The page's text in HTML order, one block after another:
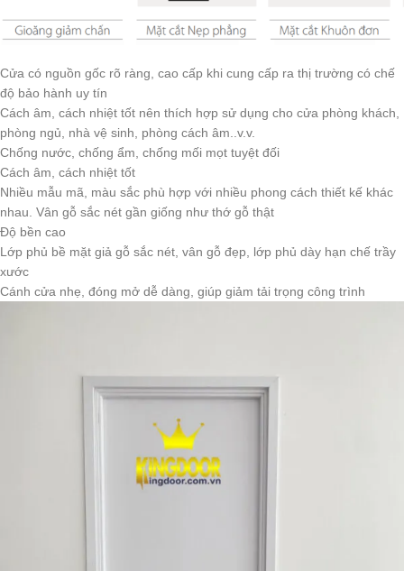
Cửa có nguồn gốc rõ ràng, cao cấp khi cung cấp ra thị trường có chế
độ bảo hành uy tín
Cách âm, cách nhiệt tốt nên thích hợp sử dụng cho cửa phòng khách,
phòng ngủ, nhà vệ sinh, phòng cách âm..v.v.
Chống nước, chống ẩm, chống mối mọt tuyệt đối
Cách âm, cách nhiệt tốt
Nhiều mẫu mã, màu sắc phù hợp với nhiều phong cách thiết kế khác
nhau. Vân gỗ sắc nét gần giống như thớ gỗ thật
Độ bền cao
Lớp phủ bề mặt giả gỗ sắc nét, vân gỗ đẹp, lớp phủ dày hạn chế trầy
xước
Cánh cửa nhẹ, đóng mở dễ dàng, giúp giảm tải trọng công trình